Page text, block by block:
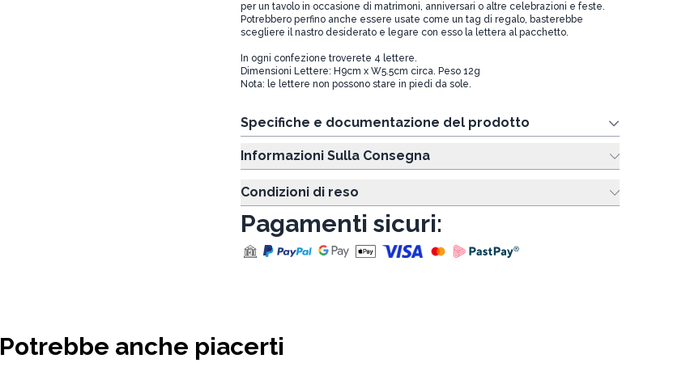
per un tavolo in occasione di matrimoni, anniversari o altre celebrazioni e feste.
Potrebbero perfino anche essere usate come un tag di regalo, basterebbe
scegliere il nastro desiderato e legare con esso la lettera al pacchetto.
In ogni confezione troverete 4 lettere.
Dimensioni Lettere: H9cm x W5.5cm circa. Peso 12g
Nota: le lettere non possono stare in piedi da sole.
Specifiche e documentazione del prodotto
Informazioni Sulla Consegna
Condizioni di reso
Pagamenti sicuri:
Potrebbe anche piacerti